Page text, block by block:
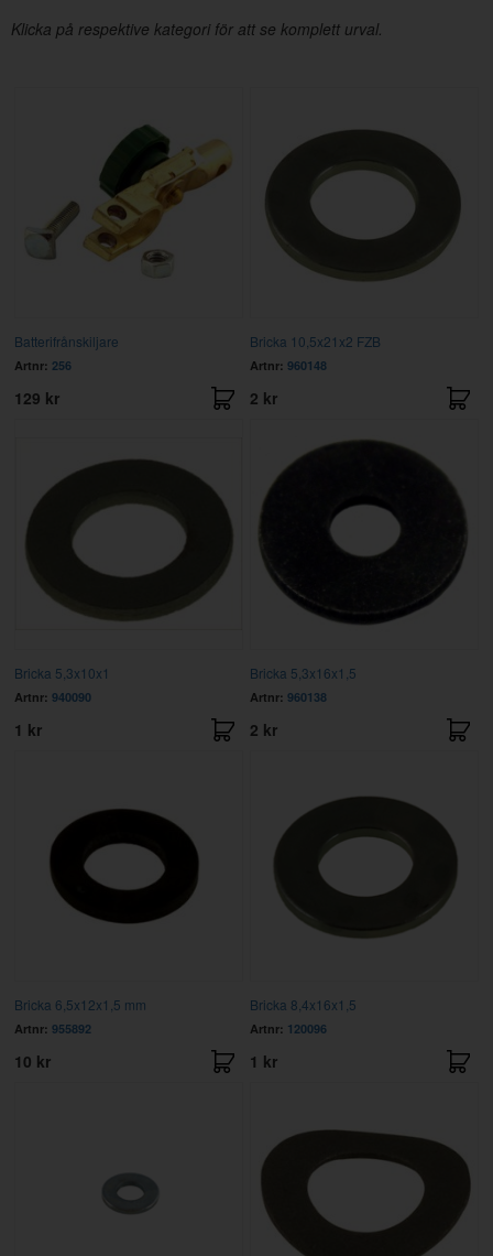
Klicka på respektive kategori för att se komplett urval.
Batterifrånskiljare
Artnr: 256
129 kr
Bricka 10,5x21x2 FZB
Artnr: 960148
2 kr
Bricka 5,3x10x1
Artnr: 940090
1 kr
Bricka 5,3x16x1,5
Artnr: 960138
2 kr
Bricka 6,5x12x1,5 mm
Artnr: 955892
10 kr
Bricka 8,4x16x1,5
Artnr: 120096
1 kr